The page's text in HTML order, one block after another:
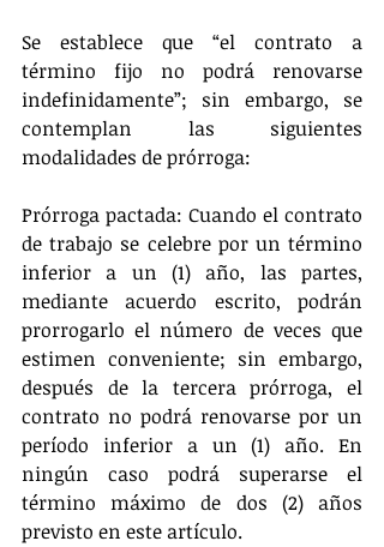
Se establece que “el contrato a
término fijo no podrá renovarse
indefinidamente”; sin embargo, se
contemplan las siguientes
modalidades de prórroga:
Prórroga pactada: Cuando el contrato
de trabajo se celebre por un término
inferior a un (1) año, las partes,
mediante acuerdo escrito, podrán
prorrogarlo el número de veces que
estimen conveniente; sin embargo,
después de la tercera prórroga, el
contrato no podrá renovarse por un
período inferior a un (1) año. En
ningún caso podrá superarse el
término máximo de dos (2) años
previsto en este artículo.